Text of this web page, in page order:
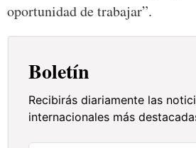
oportunidad de trabajar”.
Boletín
Recibirás diariamente las
internacionales más